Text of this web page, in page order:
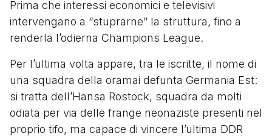
Prima che interessi economici e televisivi
intervengano a “stuprarne” la struttura, fino a
renderla l’odierna Champions League.
Per l’ultima volta appare, tra le iscritte, il nome di
una squadra della oramai defunta Germania Est:
si tratta dell’Hansa Rostock, squadra da molti
odiata per via delle frange neonaziste presenti nel
proprio tifo, ma capace di vincere l’ultima DDR